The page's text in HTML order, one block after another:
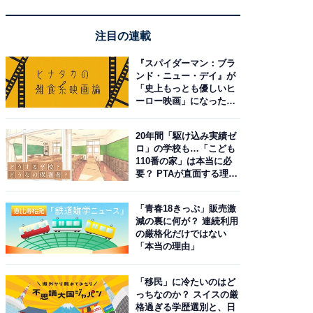
注目の連載
『スパイダーマン：ブラ
ンド・ニュー・デイ』が
「史上もっとも優しいヒ
ーロー映画」になった理
20年間「駆け込み実績ゼ
ロ」の学校も…「こども
110番の家」は本当に必
要？ PTAが直面する理想
「青春18きっぷ」販売激
減の裏に何が？ 連続利用
の厳格化だけではない
「本当の理由」
「移民」に冷たいのはど
っちなのか？ スイスの厳
格過ぎる学歴選別と、日